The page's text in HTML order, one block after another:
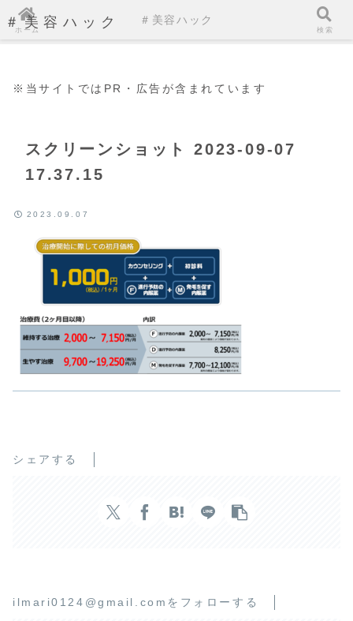
＃美容ハック
※当サイトではPR・広告が含まれています
スクリーンショット 2023-09-07
17.37.15
2023.09.07
シェアする
ilmari0124@gmail.comをフォローする
ホーム
＃美容ハック
検索